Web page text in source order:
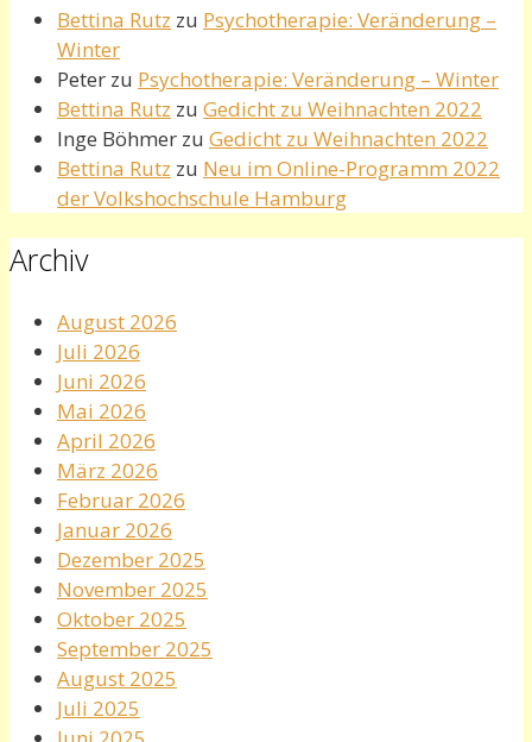
Bettina Rutz zu Psychotherapie: Veränderung –
Winter
Peter zu Psychotherapie: Veränderung – Winter
Bettina Rutz zu Gedicht zu Weihnachten 2022
Inge Böhmer zu Gedicht zu Weihnachten 2022
Bettina Rutz zu Neu im Online-Programm 2022
der Volkshochschule Hamburg
Archiv
August 2026
Juli 2026
Juni 2026
Mai 2026
April 2026
März 2026
Februar 2026
Januar 2026
Dezember 2025
November 2025
Oktober 2025
September 2025
August 2025
Juli 2025